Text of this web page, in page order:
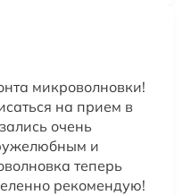
микроволновки!
на прием в
очень
и
теперь
рекомендую!